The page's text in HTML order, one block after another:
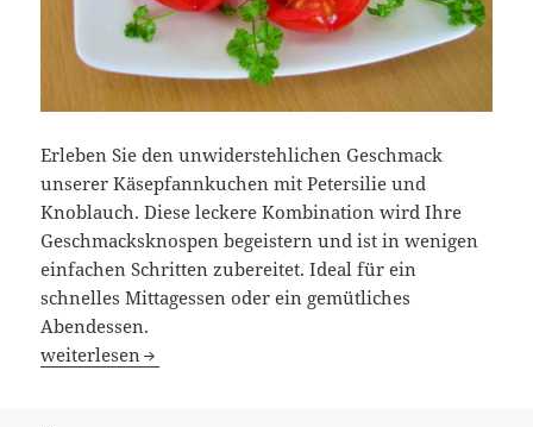
Erleben Sie den unwiderstehlichen Geschmack
unserer Käsepfannkuchen mit Petersilie und
Knoblauch. Diese leckere Kombination wird Ihre
Geschmacksknospen begeistern und ist in wenigen
einfachen Schritten zubereitet. Ideal für ein
schnelles Mittagessen oder ein gemütliches
Abendessen.
Käsepfannkuchen mit Petersilie – Ein Genuss, der
weiterlesen